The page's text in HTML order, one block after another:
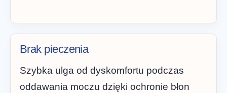
Brak pieczenia
Szybka ulga od dyskomfortu podczas
oddawania moczu dzięki ochronie błon